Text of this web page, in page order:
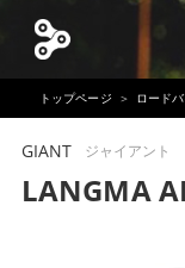
トップページ ロード
GIANT ジャイアント
LANGMA